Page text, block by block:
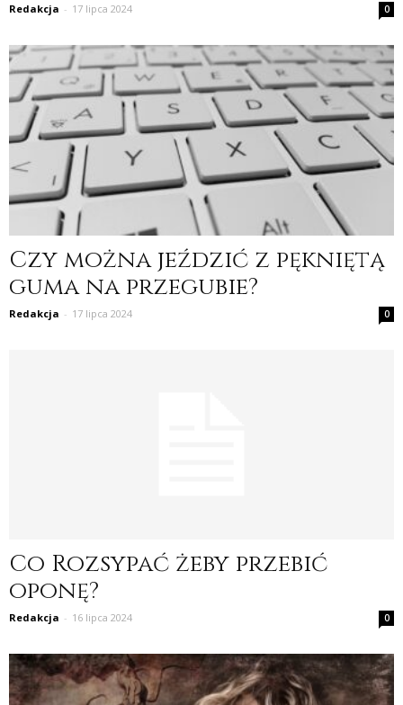
Redakcja - 17 lipca 2024 0
Czy można jeździć z pękniętą
guma na przegubie?
Redakcja - 17 lipca 2024 0
Co Rozsypać żeby przebić
oponę?
Redakcja - 16 lipca 2024 0